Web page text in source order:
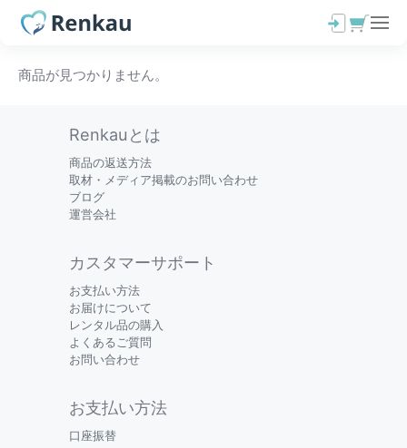
商品が見つかりません。
Renkauとは
商品の返送方法
取材・メディア掲載のお問い合わせ
ブログ
運営会社
カスタマーサポート
お支払い方法
お届けについて
レンタル品の購入
よくあるご質問
お問い合わせ
お支払い方法
口座振替